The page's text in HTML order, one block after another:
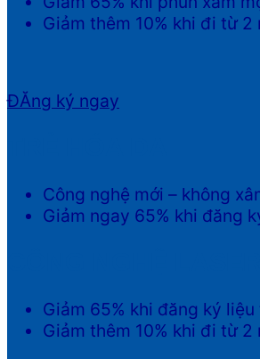
Giảm thêm 10% khi đi từ 2
ĐĂng ký ngay
Công nghệ mới – không
Giảm ngay 65% khi đăng
Giảm 65% khi đăng ký liệu
Giảm thêm 10% khi đi từ 2